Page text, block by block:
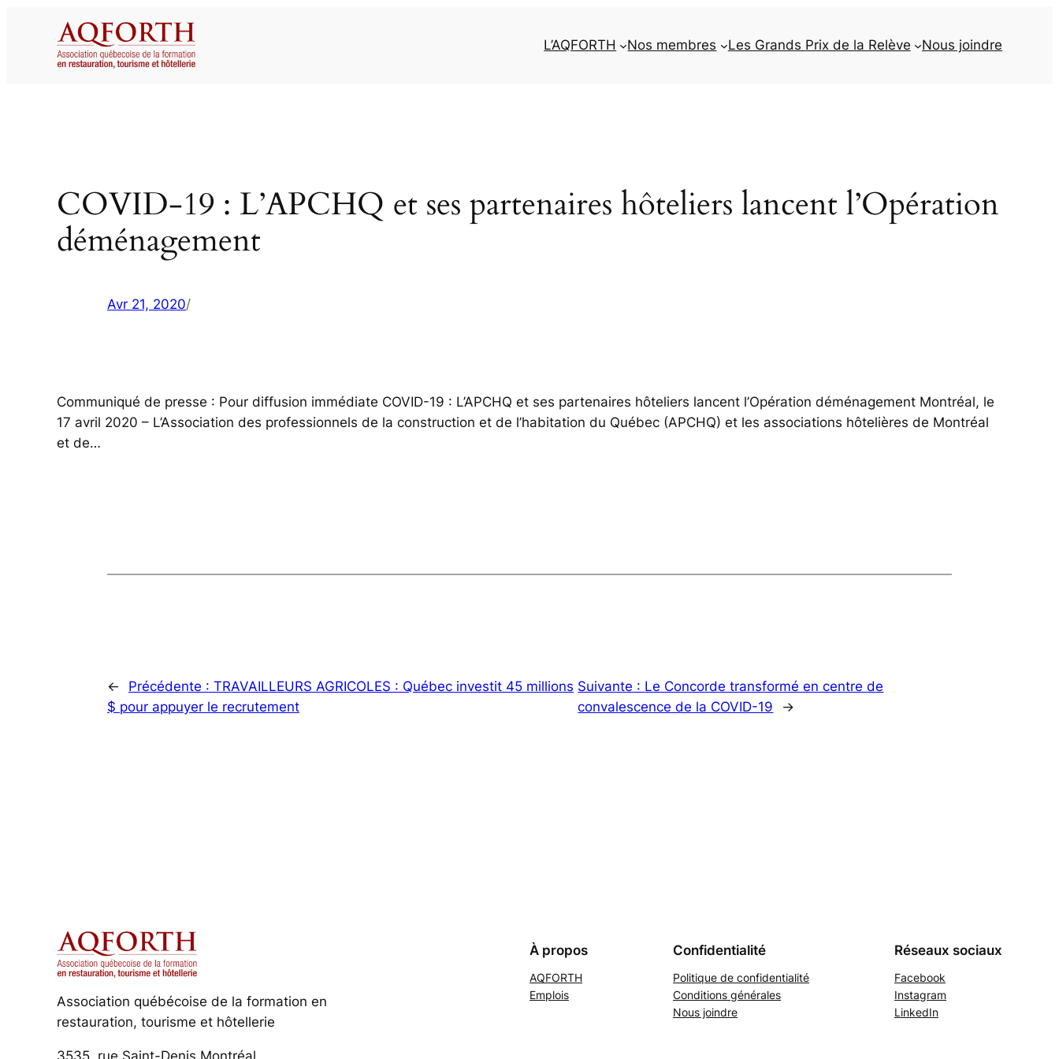
L’AQFORTH Nos membres Les Grands Prix de la Relève Nous joindre
COVID-19 : L’APCHQ et ses partenaires hôteliers lancent l’Opération
déménagement
Avr 21, 2020/
Communiqué de presse : Pour diffusion immédiate COVID-19 : L’APCHQ et ses partenaires hôteliers lancent l’Opération déménagement Montréal, le
17 avril 2020 – L’Association des professionnels de la construction et de l’habitation du Québec (APCHQ) et les associations hôtelières de Montréal
et de…
← Précédente : TRAVAILLEURS AGRICOLES : Québec investit 45 millions
$ pour appuyer le recrutement
Suivante : Le Concorde transformé en centre de
convalescence de la COVID-19
→
Association québécoise de la formation en
restauration, tourisme et hôtellerie
3535, rue Saint-Denis Montréal
À propos
AQFORTH
Emplois
Confidentialité
Politique de confidentialité
Conditions générales
Nous joindre
Réseaux sociaux
Facebook
Instagram
LinkedIn